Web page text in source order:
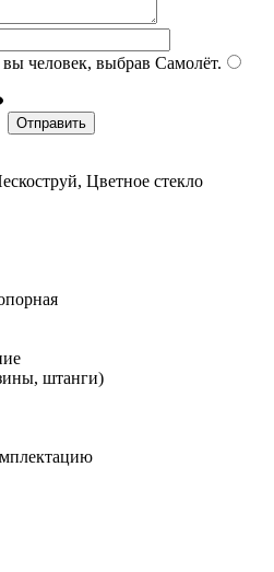
человек, выбрав Самолёт.
Цветное стекло
штанги)